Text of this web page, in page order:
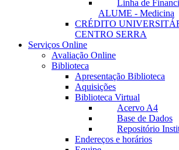
Linha de
ALUME - Medicina
CRÉDITO
CENTRO SERRA
Serviços Online
Avaliação Online
Biblioteca
Apresentação Biblioteca
Aquisições
Biblioteca Virtual
Acervo A4
Base de Dados
Repositório
Endereços e horários